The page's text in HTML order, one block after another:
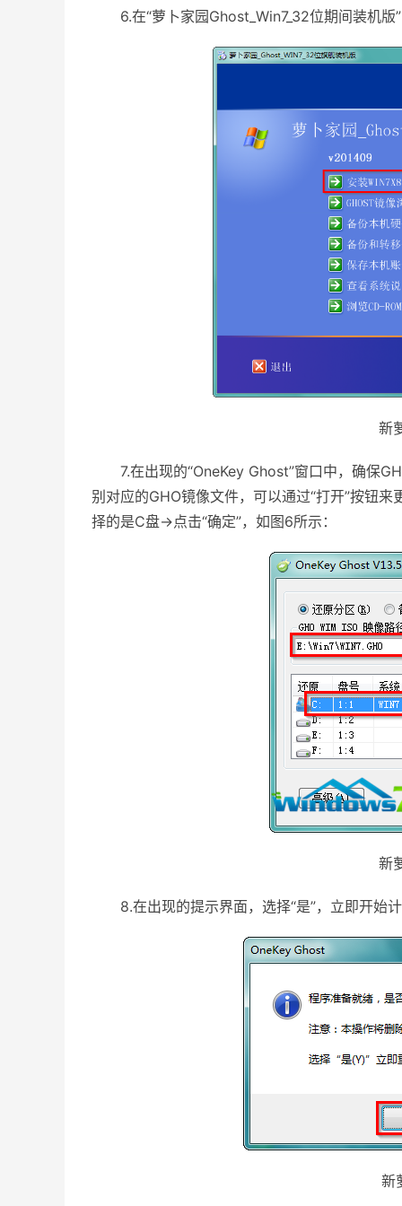
6.在“萝卜家园Ghost_Win7_32位期间装机版
新萝
7.在出现的“OneKey Ghost”窗口中，确保
别对应的GHO镜像文件，可以通过“打开”按钮
择的是C盘→点击“确定”，如图6所示：
新萝
8.在出现的提示界面，选择“是”，立即开始
新萝